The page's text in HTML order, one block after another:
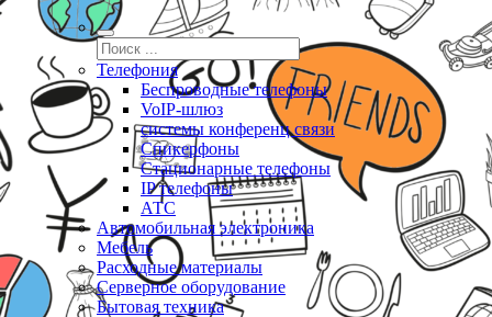
Телефония
Беспроводные телефоны
VoIP-шлюз
системы конференц связи
Спикерфоны
Стационарные телефоны
IP телефоны
АТС
Автомобильная электроника
Мебель
Расходные материалы
Серверное оборудование
Бытовая техника